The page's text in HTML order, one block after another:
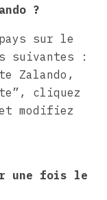
?
sur le
suivantes :
Zalando,
cliquez
modifiez
une fois le